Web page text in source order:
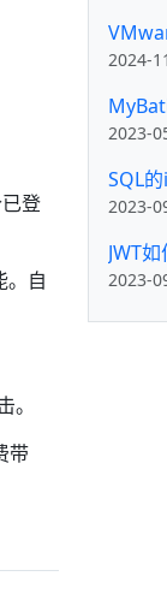
登
。自
带
2024-
2023-
2023-
JWT
2023-